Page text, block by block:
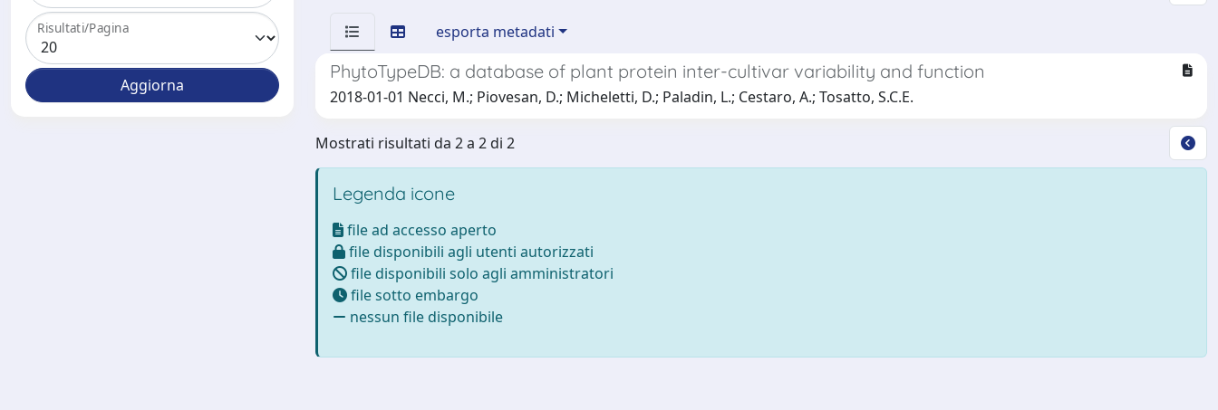
Risultati/Pagina esporta metadati
PhytoTypeDB: a database of plant protein inter-cultivar variability and function
2018-01-01 Necci, M.; Piovesan, D.; Micheletti, D.; Paladin, L.; Cestaro, A.; Tosatto, S.C.E.
Mostrati risultati da 2 a 2 di 2
Legenda icone
file ad accesso aperto
file disponibili agli utenti autorizzati
file disponibili solo agli amministratori
file sotto embargo
nessun file disponibile